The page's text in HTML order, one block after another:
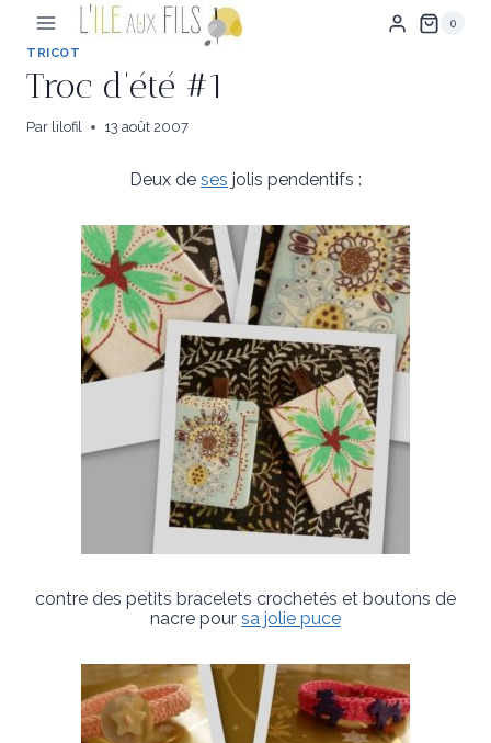
contenu
0
TRICOT
Troc d’été #1
Par lilofil 13 août 2007
Deux de ses jolis pendentifs :
contre des petits bracelets crochetés et boutons de
nacre pour sa jolie puce